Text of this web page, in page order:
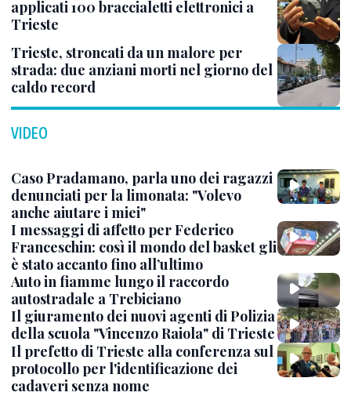
applicati 100 braccialetti elettronici a
Trieste
Trieste, stroncati da un malore per
strada: due anziani morti nel giorno del
caldo record
VIDEO
Caso Pradamano, parla uno dei ragazzi
denunciati per la limonata: "Volevo
anche aiutare i miei"
I messaggi di affetto per Federico
Franceschin: così il mondo del basket gli
è stato accanto fino all’ultimo
Auto in fiamme lungo il raccordo
autostradale a Trebiciano
Il giuramento dei nuovi agenti di Polizia
della scuola "Vincenzo Raiola" di Trieste
Il prefetto di Trieste alla conferenza sul
protocollo per l'identificazione dei
cadaveri senza nome